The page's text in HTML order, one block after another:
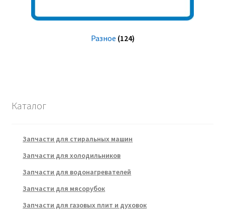
Разное (124)
Каталог
Запчасти для стиральных машин
Запчасти для холодильников
Запчасти для водонагревателей
Запчасти для мясорубок
Запчасти для газовых плит и духовок